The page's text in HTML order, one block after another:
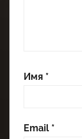
Имя *
Email *